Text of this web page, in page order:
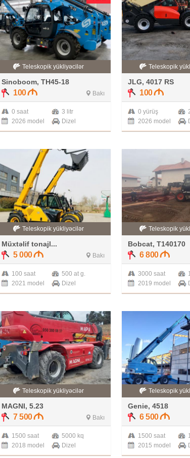
Teleskopik yükliyəcilər
Sinoboom, TH45-18
100 Bakı
0 saat
3 litr
2026 model
Dizel
Teleskopik
JLG, 4017 RS
100
0 yürüş
2026 model
Teleskopik yükliyəcilər
Müxtəlif tonajl...
5 000 Bakı
100 saat
500 at g.
2021 model
Dizel
Teleskopik
Bobcat, T140170
6 800
3000 saat
2019 model
Teleskopik yükliyəcilər
MAGNI, 5.23
7 500 Bakı
1500 saat
5000 kq
2018 model
Dizel
Teleskopik
Genie, 4518
6 500
1500 saat
2015 model